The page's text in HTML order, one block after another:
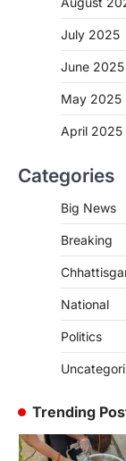
July 2025
June 2025
May 2025
April 2025
Categories
Big News
Breaking
National
Politics
Trending